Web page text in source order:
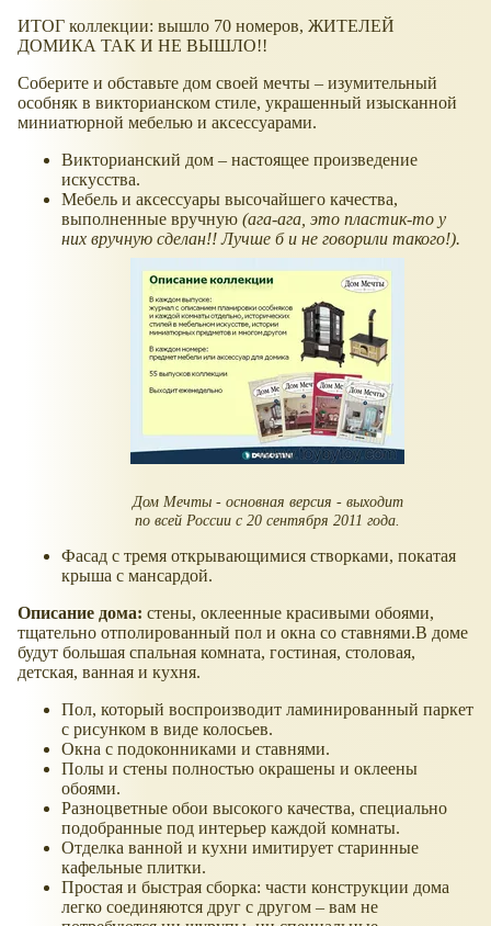
ИТОГ коллекции: вышло 70 номеров, ЖИТЕЛЕЙ
ДОМИКА ТАК И НЕ ВЫШЛО!!
Соберите и обставьте дом своей мечты – изумительный
особняк в викторианском стиле, украшенный изысканной
миниатюрной мебелью и аксессуарами.
Викторианский дом – настоящее произведение
искусства.
Мебель и аксессуары высочайшего качества,
выполненные вручную (ага-ага, это пластик-то у
них вручную сделан!! Лучше б и не говорили такого!).
Дом Мечты - основная версия - выходит
по всей России с 20 сентября 2011 года.
Фасад с тремя открывающимися створками, покатая
крыша с мансардой.
Описание дома: стены, оклеенные красивыми обоями,
тщательно отполированный пол и окна со ставнями.В доме
будут большая спальная комната, гостиная, столовая,
детская, ванная и кухня.
Пол, который воспроизводит ламинированный паркет
с рисунком в виде колосьев.
Окна с подоконниками и ставнями.
Полы и стены полностью окрашены и оклеены
обоями.
Разноцветные обои высокого качества, специально
подобранные под интерьер каждой комнаты.
Отделка ванной и кухни имитирует старинные
кафельные плитки.
Простая и быстрая сборка: части конструкции дома
легко соединяются друг с другом – вам не